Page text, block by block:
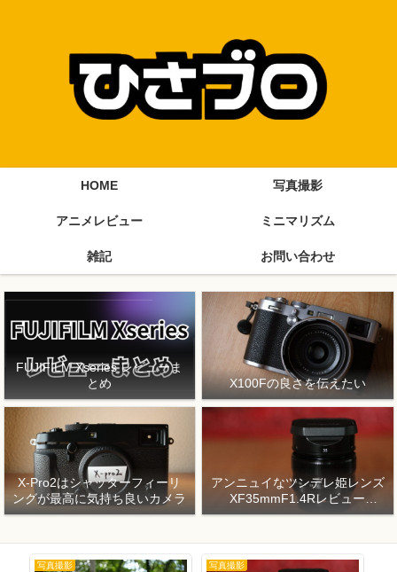
HOME 写真撮影
アニメレビュー ミニマリズム
雑記 お問い合わせ
FUJIFILM Xseries レビューま
とめ
X100Fの良さを伝えたい
X-Pro2はシャッターフィーリ
ングが最高に気持ち良いカメラ
アンニュイなツンデレ姫レンズ
XF35mmF1.4Rレビュー
【2026年8月17日（月）まで
写真撮影 写真撮影